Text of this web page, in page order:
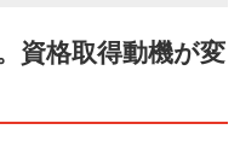
資格取得動機が変